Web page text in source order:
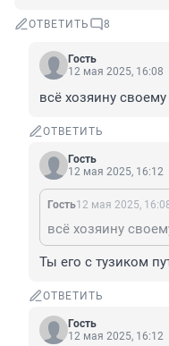
ОТВЕТИТЬ 8
Гость
12 мая 2025, 16:08
всё хозяину
ОТВЕТИТЬ
Гость
12 мая 2025, 16:12
Гость12 мая 2025,
всё хозяину
Ты его с тузиком
ОТВЕТИТЬ
Гость
12 мая 2025, 16:12